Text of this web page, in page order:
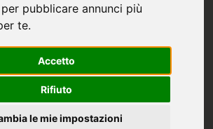
per pubblicare annunci più
te.
Accetto
Rifiuto
le mie impostazioni